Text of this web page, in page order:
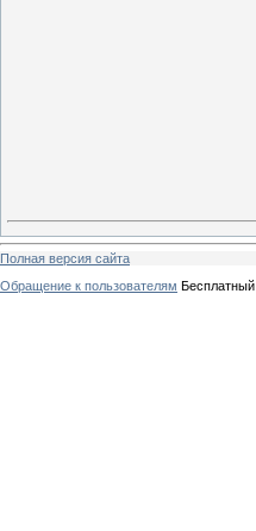
Полная версия сайта
Обращение к пользователям Бесплатный